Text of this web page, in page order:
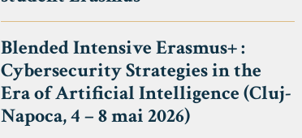
Blended Intensive Erasmus+ :
Cybersecurity Strategies in the
Era of Artificial Intelligence (Cluj-
Napoca, 4 – 8 mai 2026)